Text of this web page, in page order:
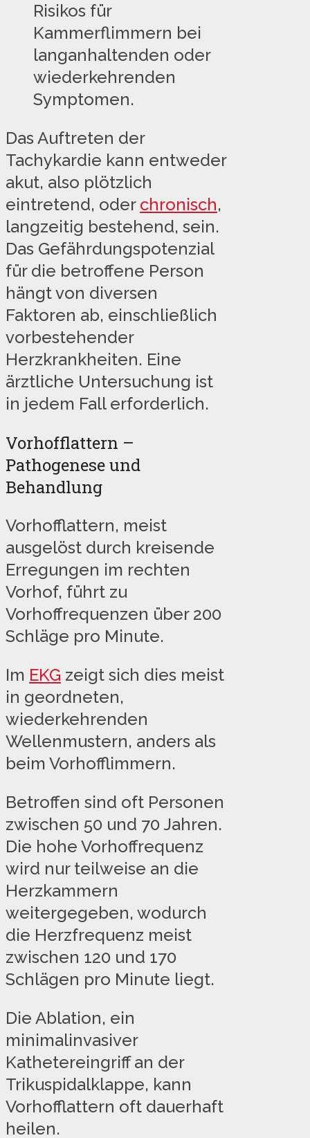
Risikos für
Kammerflimmern bei
langanhaltenden oder
wiederkehrenden
Symptomen.
Das Auftreten der
Tachykardie kann entweder
akut, also plötzlich
eintretend, oder chronisch,
langzeitig bestehend, sein.
Das Gefährdungspotenzial
für die betroffene Person
hängt von diversen
Faktoren ab, einschließlich
vorbestehender
Herzkrankheiten. Eine
ärztliche Untersuchung ist
in jedem Fall erforderlich.
Vorhofflattern –
Pathogenese und
Behandlung
Vorhofflattern, meist
ausgelöst durch kreisende
Erregungen im rechten
Vorhof, führt zu
Vorhoffrequenzen über 200
Schläge pro Minute.
Im EKG zeigt sich dies meist
in geordneten,
wiederkehrenden
Wellenmustern, anders als
beim Vorhofflimmern.
Betroffen sind oft Personen
zwischen 50 und 70 Jahren.
Die hohe Vorhoffrequenz
wird nur teilweise an die
Herzkammern
weitergegeben, wodurch
die Herzfrequenz meist
zwischen 120 und 170
Schlägen pro Minute liegt.
Die Ablation, ein
minimalinvasiver
Kathetereingriff an der
Trikuspidalklappe, kann
Vorhofflattern oft dauerhaft
heilen.